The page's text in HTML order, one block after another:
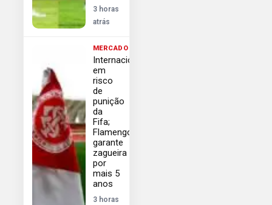
3 horas
atrás
MERCADO
Internacional
em
risco
de
punição
da
Fifa;
Flamengo
garante
zagueira
por
mais 5
anos
3 horas